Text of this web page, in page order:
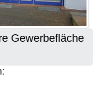
Gewerbefläche